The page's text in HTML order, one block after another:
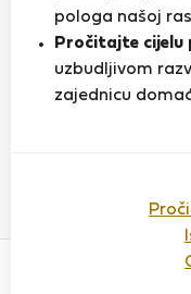
pologa našoj
Pročitajte cijelu
uzbudljivom
zajednicu
Ocjena
Povjerenje &